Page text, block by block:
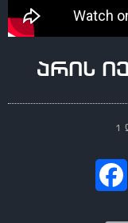
არის
1